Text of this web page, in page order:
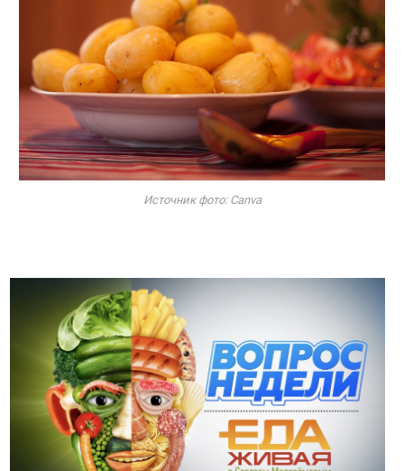
Источник фото: Canva